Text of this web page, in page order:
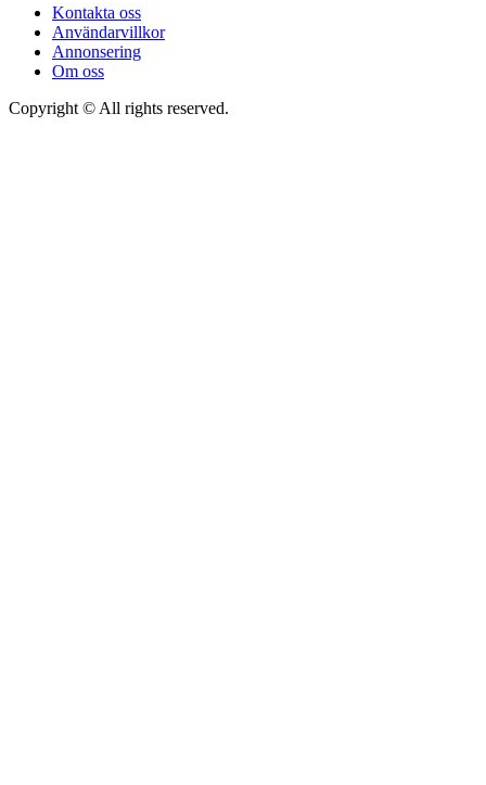
Kontakta oss
Användarvillkor
Annonsering
Om oss
Copyright © All rights reserved.